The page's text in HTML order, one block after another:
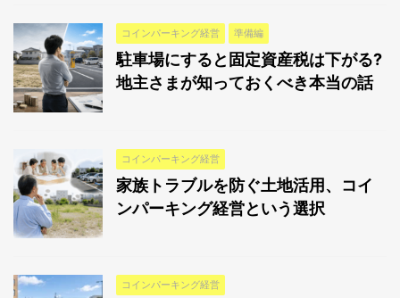
コインパーキング経営 準備編
駐車場にすると固定資産税は下がる?
地主さまが知っておくべき本当の話
コインパーキング経営
家族トラブルを防ぐ土地活用、コイ
ンパーキング経営という選択
コインパーキング経営